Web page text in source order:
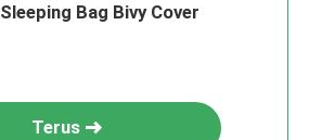
Sleeping Bag Bivy Cover
Terus